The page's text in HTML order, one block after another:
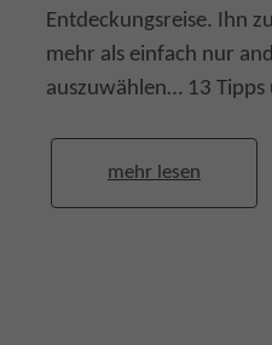
Entdeckungsreise. Ihn
mehr als einfach nur
auszuwählen… 13
mehr lesen